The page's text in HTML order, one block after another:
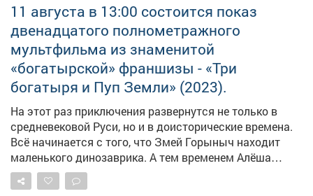
11 августа в 13:00 состоится показ
двенадцатого полнометражного
мультфильма из знаменитой
«богатырской» франшизы - «Три
богатыря и Пуп Земли» (2023).
На этот раз приключения развернутся не только в
средневековой Руси, но и в доисторические времена.
Всё начинается с того, что Змей Горыныч находит
маленького динозаврика. А тем временем Алёша
Попович вместе с Князем и говорящим конём Юлием
буквально проваливаются сквозь землю. Теперь Илье